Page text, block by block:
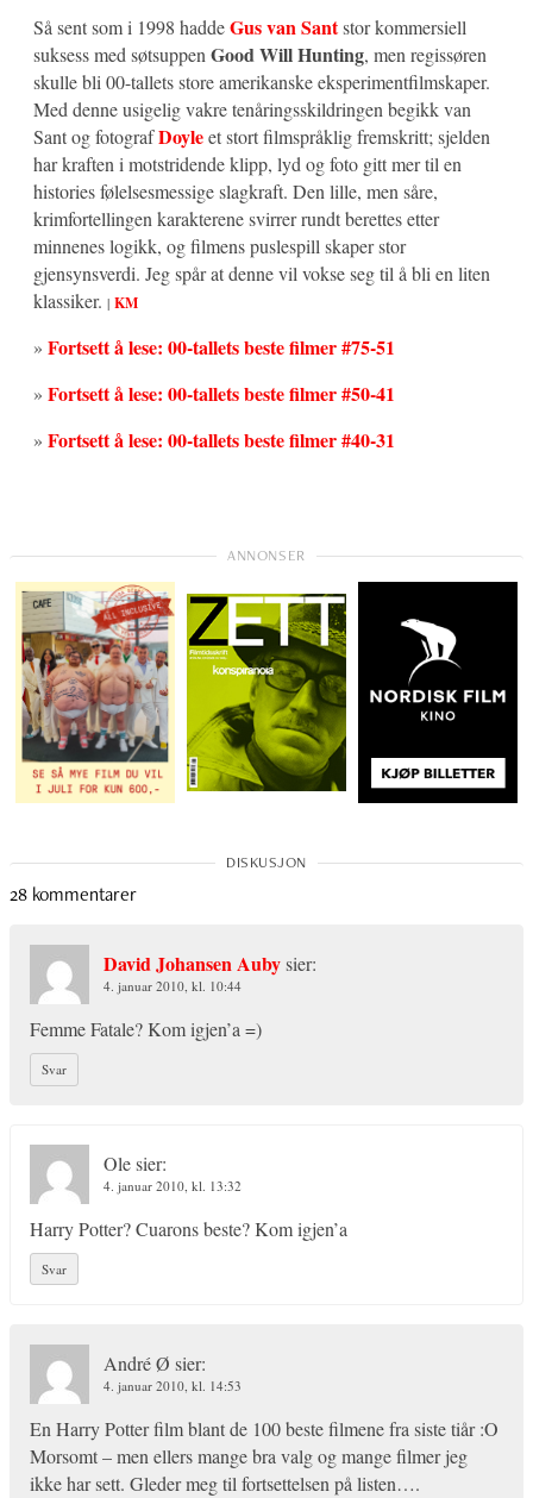
Så sent som i 1998 haddeGus van Santstor kommersiell
suksess med søtsuppen Good Will Hunting, men regissøren
skulle bli 00-tallets store amerikanske eksperimentfilmskaper.
Med denne usigelig vakre tenåringsskildringen begikk van
Sant og fotografDoyleet stort filmspråklig fremskritt; sjelden
har kraften i motstridende klipp, lyd og foto gitt mer til en
histories følelsesmessige slagkraft. Den lille, men såre,
krimfortellingen karakterene svirrer rundt berettes etter
minnenes logikk, og filmens puslespill skaper stor
gjensynsverdi. Jeg spår at denne vil vokse seg til å bli en liten
klassiker. | KM
» Fortsett å lese: 00-tallets beste filmer #75-51
» Fortsett å lese: 00-tallets beste filmer #50-41
» Fortsett å lese: 00-tallets beste filmer #40-31
28 kommentarer
David Johansen Aubysier:
4. januar 2010, kl. 10:44
Femme Fatale? Kom igjen’a =)
Svar
Olesier:
4. januar 2010, kl. 13:32
Harry Potter? Cuarons beste? Kom igjen’a
Svar
André Ø sier:
4. januar 2010, kl. 14:53
En Harry Potter film blant de 100 beste filmene fra siste tiår :O
Morsomt – men ellers mange bra valg og mange filmer jeg
ikke har sett. Gleder meg til fortsettelsen på listen….